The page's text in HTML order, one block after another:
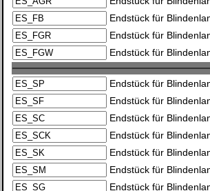
Endstück für
Endstück für
Endstück für
Endstück für
Endstück für
Endstück für
Endstück für
Endstück für
Endstück für
Endstück für